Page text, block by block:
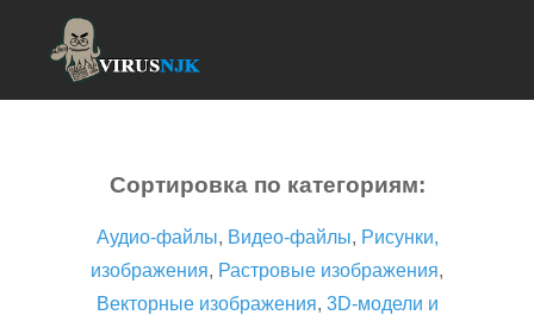
Сортировка по категориям:
Аудио-файлы, Видео-файлы, Рисунки,
изображения, Растровые изображения,
Векторные изображения, 3D-модели и